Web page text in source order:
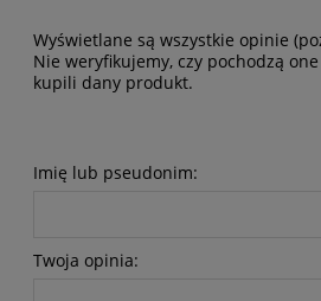
Wyświetlane są wszystkie opinie
Nie weryfikujemy, czy pochodzą
kupili dany produkt.
Imię lub pseudonim:
Twoja opinia: